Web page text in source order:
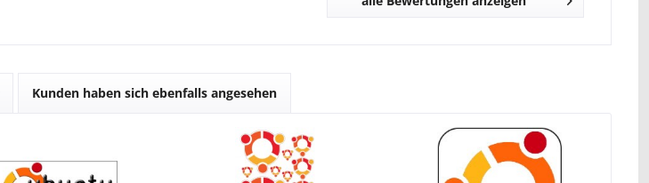
Kunden haben sich ebenfalls angesehen